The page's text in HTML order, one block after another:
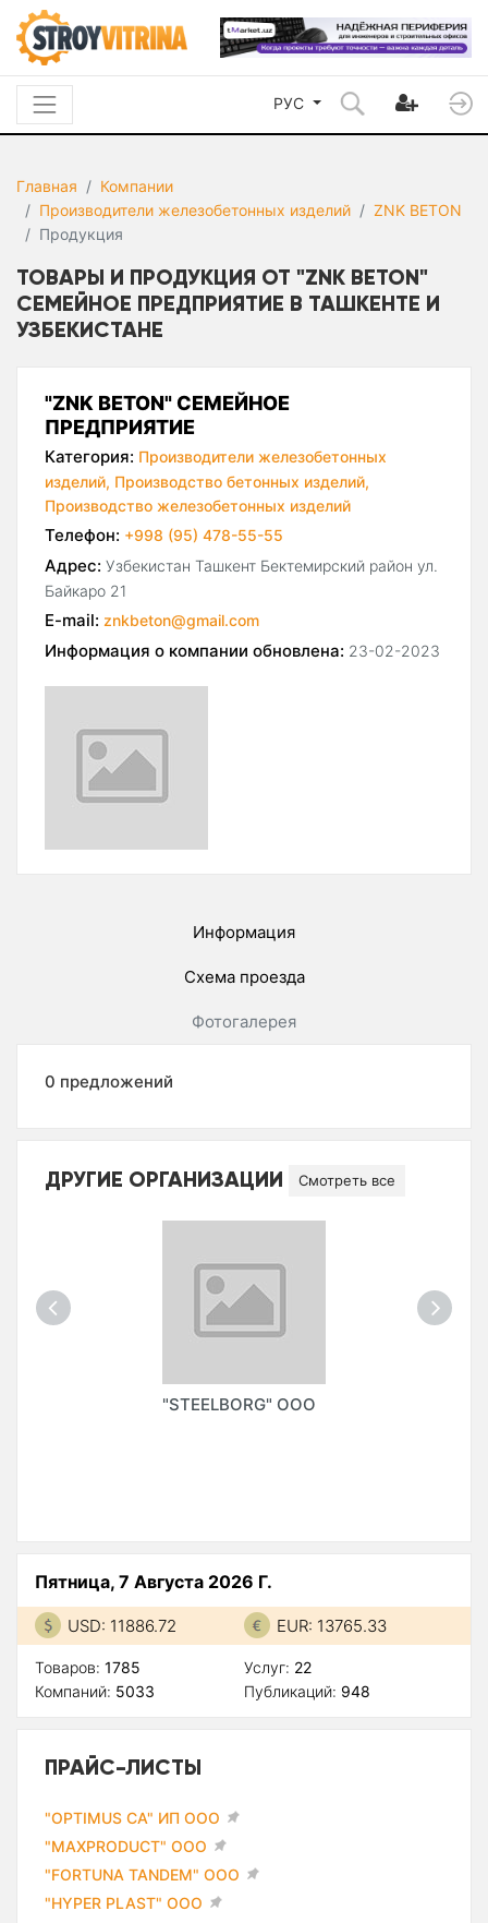
РУС
Главная
Компании
Производители железобетонных изделий
ZNK BETON
Продукция
ТОВАРЫ И ПРОДУКЦИЯ ОТ "ZNK BETON"
СЕМЕЙНОЕ ПРЕДПРИЯТИЕ В ТАШКЕНТЕ И
УЗБЕКИСТАНЕ
"ZNK BETON" СЕМЕЙНОЕ
ПРЕДПРИЯТИЕ
Категория: Производители железобетонных
изделий, Производство бетонных изделий,
Производство железобетонных изделий
Телефон: +998 (95) 478-55-55
Адрес: Узбекистан Ташкент Бектемирский район ул.
Байкаро 21
E-mail: znkbeton@gmail.com
Информация о компании обновлена: 23-02-2023
Информация
Схема проезда
Фотогалерея
0 предложений
ДРУГИЕ ОРГАНИЗАЦИИ Смотреть все
"STEELBORG" ООО
Пятница, 7 Августа 2026 Г.
USD: 11886.72 EUR: 13765.33
Товаров: 1785
Компаний: 5033
Услуг: 22
Публикаций: 948
ПРАЙС-ЛИСТЫ
"OPTIMUS CA" ИП ООО
"MAXPRODUCT" ООО
"FORTUNA TANDEM" ООО
"HYPER PLAST" ООО